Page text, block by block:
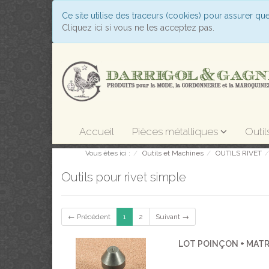
Ce site utilise des traceurs (cookies) pour assurer
Cliquez ici si vous ne les acceptez pas.
Accueil Pièces métalliques
Vous êtes ici : Outils et Machines OUTILS RIVET
Outils pour rivet simple
← Précédent 1 2 Suivant →
LOT POINÇON +